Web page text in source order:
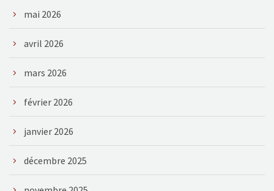
mai 2026
avril 2026
mars 2026
février 2026
janvier 2026
décembre 2025